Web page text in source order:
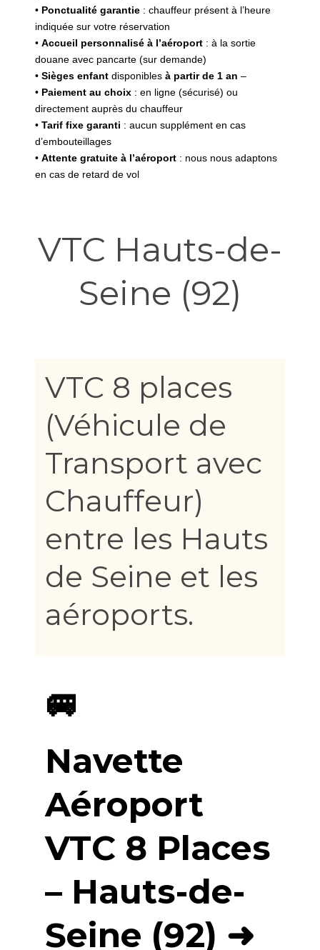
• Ponctualité garantie : chauffeur présent à l’heure
indiquée sur votre réservation
• Accueil personnalisé à l’aéroport : à la sortie
douane avec pancarte (sur demande)
• Sièges enfant disponibles à partir de 1 an –
• Paiement au choix : en ligne (sécurisé) ou
directement auprès du chauffeur
• Tarif fixe garanti : aucun supplément en cas
d’embouteillages
• Attente gratuite à l’aéroport : nous nous adaptons
en cas de retard de vol
VTC Hauts-de-
Seine (92)
VTC 8 places
(Véhicule de
Transport avec
Chauffeur)
entre les Hauts
de Seine et les
aéroports.
🚐
Navette
Aéroport
VTC 8 Places
– Hauts-de-
Seine (92) ➜